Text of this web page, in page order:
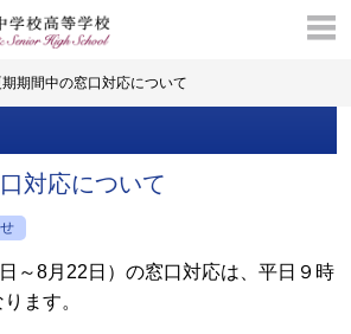
期期間中の窓口対応について
対応について
～8月22日）の窓口対応は、平日９時
ます。